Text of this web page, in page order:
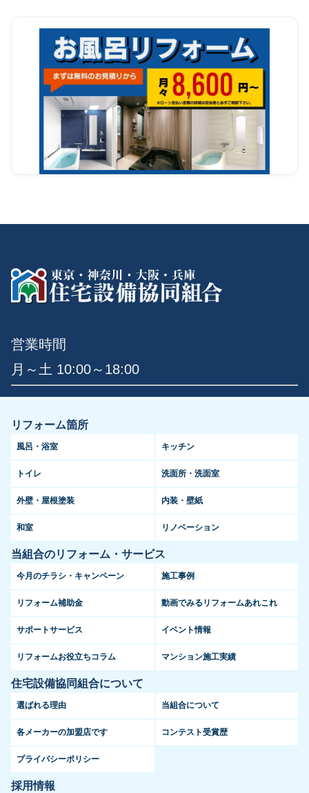
営業時間
月～土 10:00～18:00
リフォーム箇所
風呂・浴室 キッチン
トイレ 洗面所・洗面室
外壁・屋根塗装 内装・壁紙
和室 リノベーション
当組合のリフォーム・サービス
今月のチラシ・キャンペーン 施工事例
リフォーム補助金 動画でみるリフォームあれこれ
サポートサービス イベント情報
リフォームお役立ちコラム マンション施工実績
住宅設備協同組合について
選ばれる理由 当組合について
各メーカーの加盟店です コンテスト受賞歴
プライバシーポリシー
採用情報